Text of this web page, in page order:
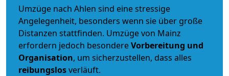
Umzüge nach Ahlen sind eine stressige
Angelegenheit, besonders wenn sie über große
Distanzen stattfinden. Umzüge von Mainz
erfordern jedoch besondereVorbereitung und
Organisation, um sicherzustellen, dass alles
reibungslosverläuft.